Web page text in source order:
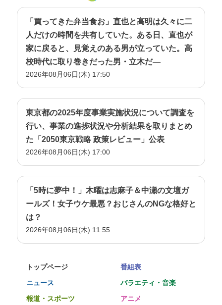
「買ってきた弁当食お」直也と高明は久々に二
人だけの時間を共有していた。ある日、直也が
家に戻ると、見覚えのある男が立っていた。高
校時代に取り巻きだった男・立木だ―
2026年08月06日(木) 17:50
東京都の2025年度事業実施状況について調査を
行い、事業の進捗状況や分析結果を取りまとめ
た「2050東京戦略 政策レビュー」公表
2026年08月06日(木) 17:00
「5時に夢中！」木曜は志麻子＆中瀬の文壇ガ
ールズ！女子ウケ最悪？おじさんのNGな格好と
は？
2026年08月06日(木) 11:55
トップページ
番組表
ニュース
バラエティ・音楽
報道・スポーツ
アニメ